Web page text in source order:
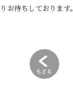
お待ちしております。